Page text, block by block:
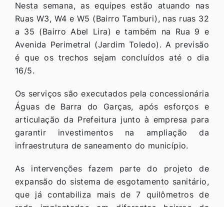
Nesta semana, as equipes estão atuando nas
Ruas W3, W4 e W5 (Bairro Tamburi), nas ruas 32
a 35 (Bairro Abel Lira) e também na Rua 9 e
Avenida Perimetral (Jardim Toledo). A previsão
é que os trechos sejam concluídos até o dia
16/5.
Os serviços são executados pela concessionária
Águas de Barra do Garças, após esforços e
articulação da Prefeitura junto à empresa para
garantir investimentos na ampliação da
infraestrutura de saneamento do município.
As intervenções fazem parte do projeto de
expansão do sistema de esgotamento sanitário,
que já contabiliza mais de 7 quilômetros de